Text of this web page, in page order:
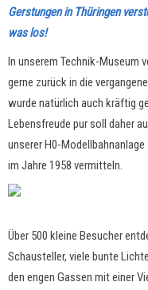
Gerstungen in Thüringen
was los!
In unserem Technik-Museum
gerne zurück in die
wurde natürlich auch kräftig
Lebensfreude pur soll daher
unserer H0-
im Jahre 1958 vermitteln.
Über 500 kleine Besucher
Schausteller, viele bunte
den engen Gassen mit einer